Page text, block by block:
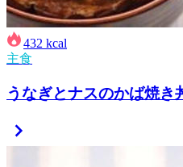
432 kcal
主食
うなぎとナスのかば焼き